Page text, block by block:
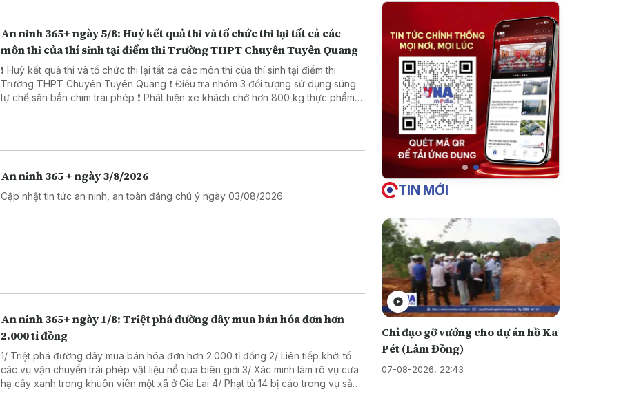
An ninh 365+ ngày 5/8: Huỷ kết quả thi và tổ chức thi lại tất cả các
môn thi của thí sinh tại điểm thi Trường THPT Chuyên Tuyên Quang
❗ Huỷ kết quả thi và tổ chức thi lại tất cả các môn thi của thí sinh tại điểm thi
Trường THPT Chuyên Tuyên Quang ❗ Điều tra nhóm 3 đối tượng sử dụng súng
tự chế săn bắn chim trái phép ❗ Phát hiện xe khách chở hơn 800 kg thực phẩm
An ninh 365 + ngày 3/8/2026
Cập nhật tin tức an ninh, an toàn đáng chú ý ngày 03/08/2026
An ninh 365+ ngày 1/8: Triệt phá đường dây mua bán hóa đơn hơn
2.000 tỉ đồng
1/ Triệt phá đường dây mua bán hóa đơn hơn 2.000 tỉ đồng 2/ Liên tiếp khởi tố
các vụ vận chuyển trái phép vật liệu nổ qua biên giới 3/ Xác minh làm rõ vụ cưa
hạ cây xanh trong khuôn viên một xã ở Gia Lai 4/ Phạt tù 14 bị cáo trong vụ sản
TIN MỚI
Chỉ đạo gỡ vướng cho dự án hồ Ka
Pét (Lâm Đồng)
07-08-2026, 22:43